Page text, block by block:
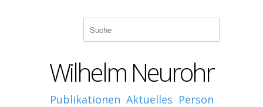
Wilhelm Neurohr
Publikationen Aktuelles Person